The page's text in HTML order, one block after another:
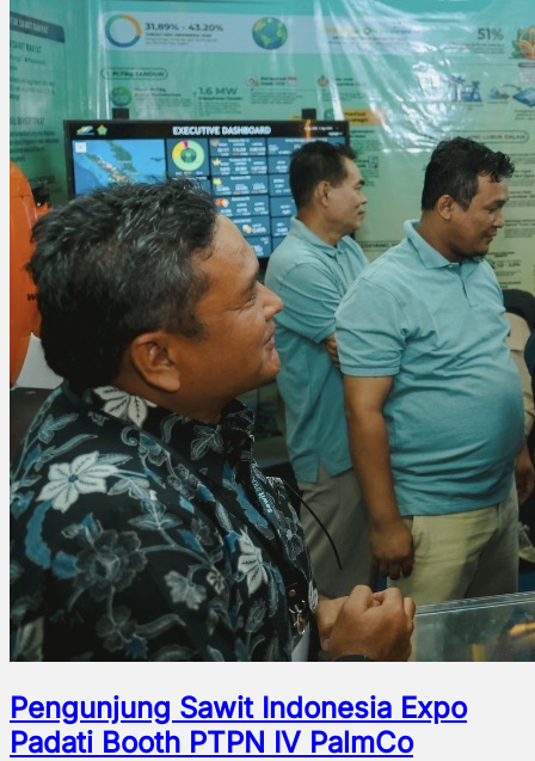
Pengunjung Sawit Indonesia Expo
Padati Booth PTPN IV PalmCo